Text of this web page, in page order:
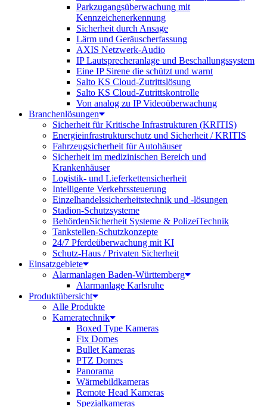
Parkzugangsüberwachung mit
Kennzeichenerkennung
Sicherheit durch Ansage
Lärm und Geräuscherfassung
AXIS Netzwerk-Audio
IP Lautsprecheranlage und Beschallungssystem
Eine IP Sirene die schützt und warnt
Salto KS Cloud-Zutrittslösung
Salto KS Cloud-Zutrittskontrolle
Von analog zu IP Videoüberwachung
Branchenlösungen
Sicherheit für Kritische Infrastrukturen (KRITIS)
Energieinfrastrukturschutz und Sicherheit / KRITIS
Fahrzeugsicherheit für Autohäuser
Sicherheit im medizinischen Bereich und
Krankenhäuser
Logistik- und Lieferkettensicherheit
Intelligente Verkehrssteuerung
Einzelhandelssicherheitstechnik und -lösungen
Stadion-Schutzsysteme
BehördenSicherheit Systeme & PolizeiTechnik
Tankstellen-Schutzkonzepte​
24/7 Pferdeüberwachung mit KI
Schutz-Haus / Privaten Sicherheit
Einsatzgebiete
Alarmanlagen Baden-Württemberg
Alarmanlage Karlsruhe
Produktübersicht
Alle Produkte
Kameratechnik
Boxed Type Kameras
Fix Domes
Bullet Kameras
PTZ Domes
Panorama
Wärmebildkameras
Remote Head Kameras
Spezialkameras